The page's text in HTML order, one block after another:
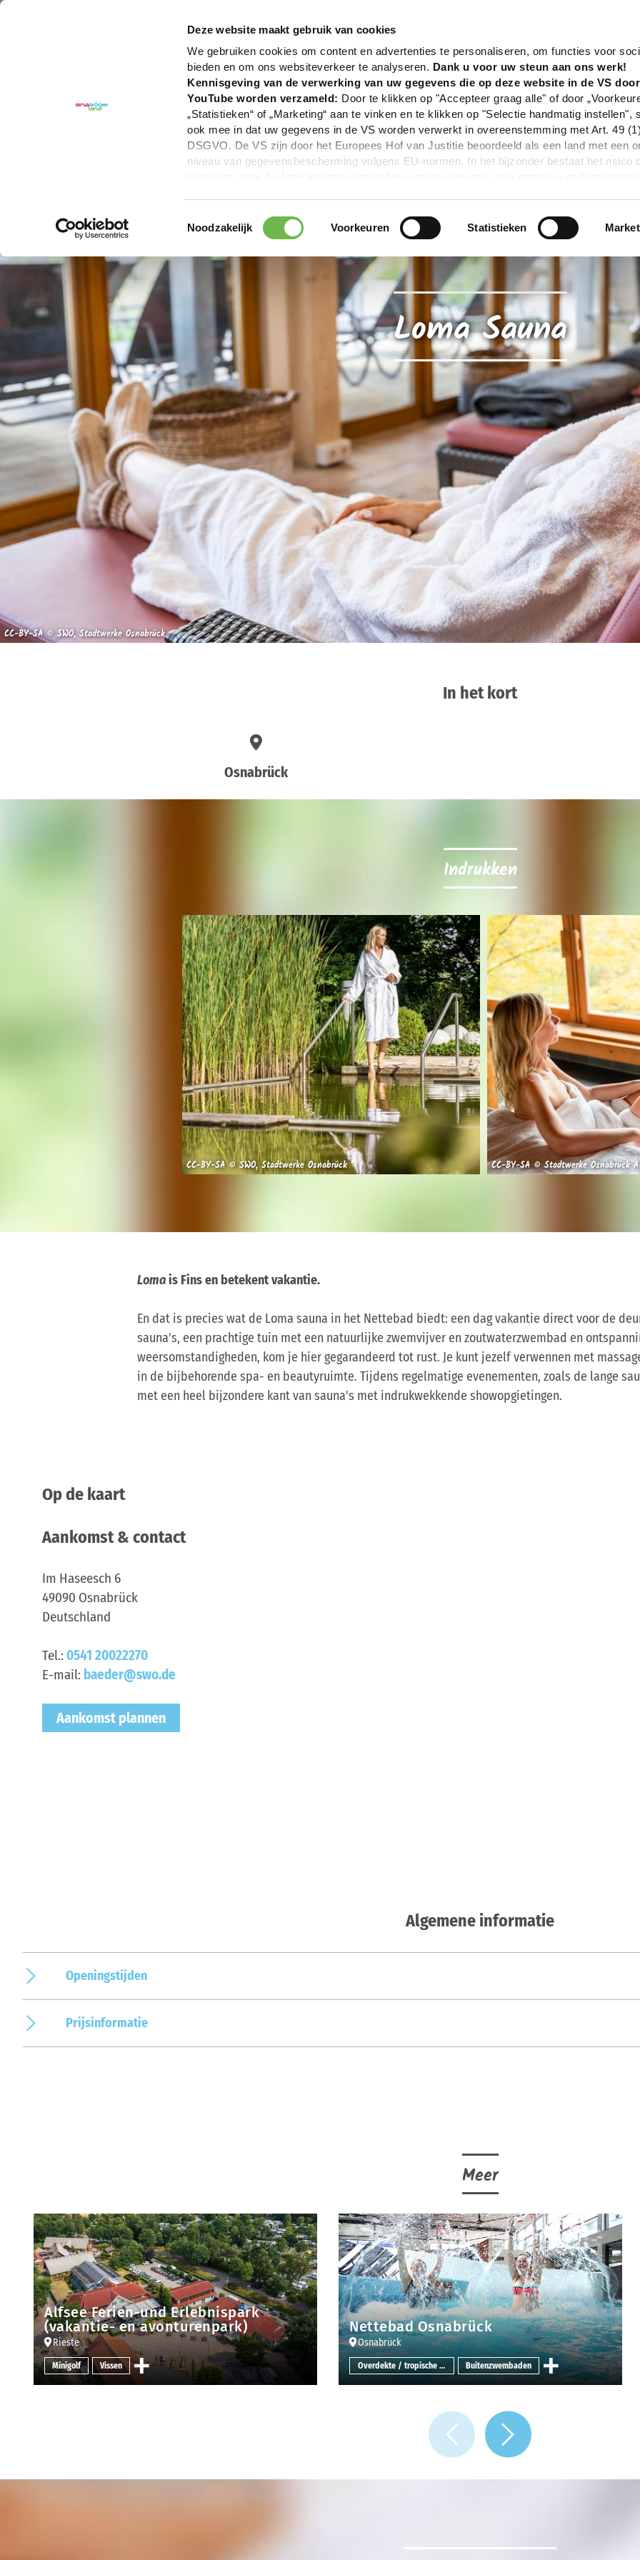
Deze website maakt gebruik van cookies
We gebruiken cookies om content en advertenties te personaliseren, om functies voor
bieden en om ons websiteverkeer te analyseren. Dank u voor uw steun aan ons werk!
Kennisgeving van de verwerking van uw gegevens die op deze website in de VS
YouTube worden verzameld: Door te klikken op "Accepteer graag alle" of door
„Statistieken“ of „Marketing“ aan te vinken en te klikken op "Selectie handmatig instellen",
ook mee in dat uw gegevens in de VS worden verwerkt in overeenstemming met Art. 49
DSGVO. De VS zijn door het Europees Hof van Justitie beoordeeld als een land met een
niveau van gegevensbescherming volgens EU-normen. In het bijzonder bestaat het risico
overdracht niet plaatsvinden. Voor meer informatie, zie onze privacyverklaring.
We geven u hier graag meer gedetailleerde informatie:
|Impressum
Toestemmingsselectie
Noodzakelijk Voorkeuren Statistieken
Loma Sauna
CC-BY-SA © SWO, Stadtwerke Osnabrück
In het kort
Osnabrück
Indrukken
CC-BY-SA © SWO, Stadtwerke Osnabrück CC-BY-SA © Stadtwerke Osnabrück
Lomais Fins en betekent vakantie.
En dat is precies wat de Loma sauna in het Nettebad biedt: een dag vakantie direct voor de
sauna's, een prachtige tuin met een natuurlijke zwemvijver en zoutwaterzwembad en
weersomstandigheden, kom je hier gegarandeerd tot rust. Je kunt jezelf verwennen met
in de bijbehorende spa- en beautyruimte. Tijdens regelmatige evenementen, zoals de lange
met een heel bijzondere kant van sauna's met indrukwekkende showopgietingen.
Op de kaart
Aankomst & contact
Im Haseesch 6
49090 Osnabrück
Deutschland
Tel.: 0541 20022270
E-mail: baeder@swo.de
Aankomst plannen
Algemene informatie
Openingstijden
Prijsinformatie
Meer
Alfsee Ferien-und Erlebnispark
(vakantie- en avonturenpark)
Rieste
Minigolf Vissen
Nettebad Osnabrück
Osnabrück
Overdekte / tropische zwembadenBuitenzwembaden